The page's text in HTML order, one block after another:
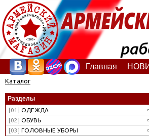
Главная
Каталог
Разделы
[01] ОДЕЖДА
[02] ОБУВЬ
[03] ГОЛОВНЫЕ УБОРЫ